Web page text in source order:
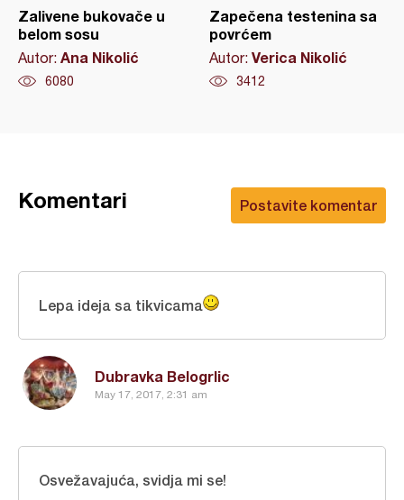
Zalivene bukovače u
belom sosu
Autor: Ana Nikolić
6080
Zapečena testenina sa
povrćem
Autor: Verica Nikolić
3412
Postavite komentar
Komentari
Dubravka Belogrlic
May 17, 2017, 2:31 am
Lepa ideja sa tikvicama
Osvežavajuća, svidja mi se!